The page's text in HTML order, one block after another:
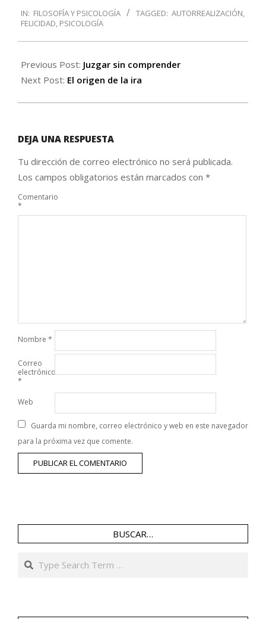
05-
IN: FILOSOFÍA Y PSICOLOGÍA TAGGED: AUTORREALIZACIÓN,
FELICIDAD, PSICOLOGÍA
Previous Post: Juzgar sin comprender
Next Post: El origen de la ira
DEJA UNA RESPUESTA
Tu dirección de correo electrónico no será publicada.
Los campos obligatorios están marcados con *
Comentario
*
Nombre *
Correo
electrónico
*
Web
Guarda mi nombre, correo electrónico y web en este navegador
para la próxima vez que comente.
BUSCAR…
Search